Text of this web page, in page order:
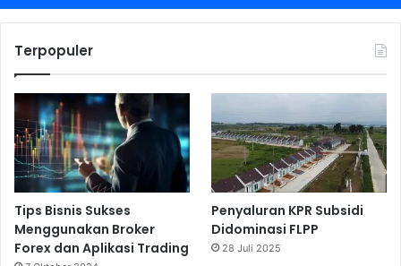
Terpopuler
Tips Bisnis Sukses
Menggunakan Broker
Forex dan Aplikasi Trading
Penyaluran KPR Subsidi
Didominasi FLPP
28 Juli 2025